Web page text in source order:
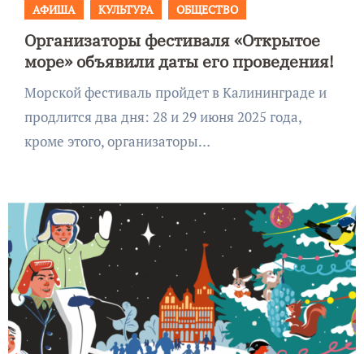
АФИША КУЛЬТУРА ОБЩЕСТВО
Организаторы фестиваля «Открытое
море» объявили даты его проведения!
Морской фестиваль пройдет в Калининграде и
продлится два дня: 28 и 29 июня 2025 года,
кроме этого, организаторы…